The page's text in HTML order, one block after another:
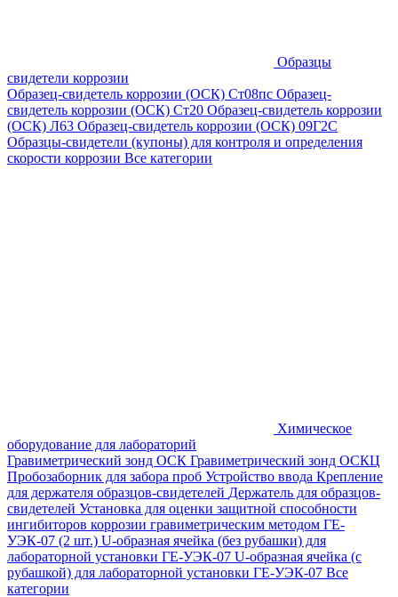
Образцы
свидетели коррозии
Образец-свидетель коррозии (ОСК) Ст08пс Образец-
свидетель коррозии (ОСК) Ст20 Образец-свидетель коррозии
(ОСК) Л63 Образец-свидетель коррозии (ОСК) 09Г2С
Образцы-свидетели (купоны) для контроля и определения
скорости коррозии Все категории
Химическое
оборудование для лабораторий
Гравиметрический зонд ОСК Гравиметрический зонд ОСКЦ
Пробозаборник для забора проб Устройство ввода Крепление
для держателя образцов-свидетелей Держатель для образцов-
свидетелей Установка для оценки защитной способности
ингибиторов коррозии гравиметрическим методом ГЕ-
УЭК-07 (2 шт.) U-образная ячейка (без рубашки) для
лабораторной установки ГЕ-УЭК-07 U-образная ячейка (с
рубашкой) для лабораторной установки ГЕ-УЭК-07 Все
категории